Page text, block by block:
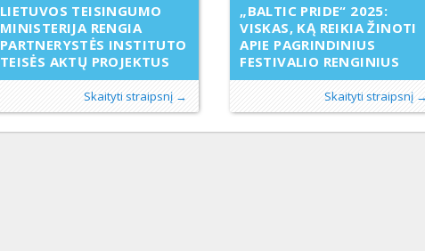
LIETUVOS TEISINGUMO
MINISTERIJA RENGIA
PARTNERYSTĖS INSTITUTO
TEISĖS AKTŲ PROJEKTUS
Skaityti straipsnį →
„BALTIC PRIDE“ 2025:
VISKAS, KĄ REIKIA ŽINOTI
APIE PAGRINDINIUS
FESTIVALIO RENGINIUS
Skaityti straipsnį